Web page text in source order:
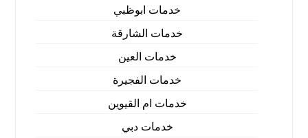
خدمات ابوظبي
خدمات الشارقة
خدمات العين
خدمات الفجيرة
خدمات ام القيوين
خدمات دبي